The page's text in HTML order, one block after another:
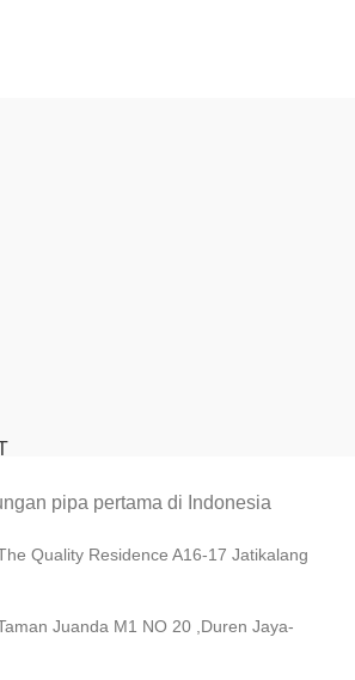
pipa pertama di Indonesia
Quality Residence A16-17 Jatikalang
Juanda M1 NO 20 ,Duren Jaya-